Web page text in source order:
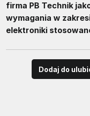
firma PB Technik
wymagania w
elektroniki
Dodaj do